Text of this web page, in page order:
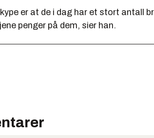
er at de i dag har et stort antall
penger på dem, sier han.